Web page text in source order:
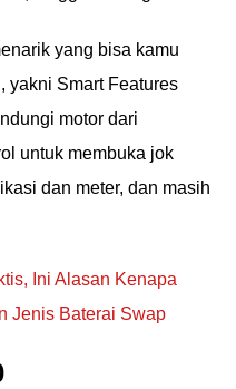
yang bisa kamu
yakni Smart Features
motor dari
untuk membuka jok
dan meter, dan masih
Ini Alasan Kenapa
Jenis Baterai Swap